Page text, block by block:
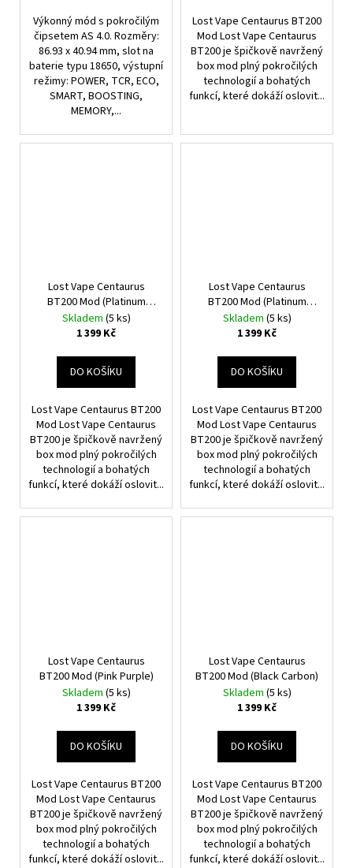
Výkonný mód s pokročilým
čipsetem AS 4.0. Rozměry:
86.93 x 40.94 mm, slot na
baterie typu 18650, výstupní
režimy: POWER, TCR, ECO,
SMART, BOOSTING,
MEMORY,...
Lost Vape Centaurus BT200
Mod Lost Vape Centaurus
BT200 je špičkově navržený
box mod plný pokročilých
technologií a bohatých
funkcí, které dokáží oslovit...
Lost Vape Centaurus
BT200 Mod (Platinum
Ridge)
Skladem (5 ks)
1 399 Kč
DO KOŠÍKU
Lost Vape Centaurus BT200
Mod Lost Vape Centaurus
BT200 je špičkově navržený
box mod plný pokročilých
technologií a bohatých
funkcí, které dokáží oslovit...
Lost Vape Centaurus
BT200 Mod (Platinum
Crest)
Skladem (5 ks)
1 399 Kč
DO KOŠÍKU
Lost Vape Centaurus BT200
Mod Lost Vape Centaurus
BT200 je špičkově navržený
box mod plný pokročilých
technologií a bohatých
funkcí, které dokáží oslovit...
Lost Vape Centaurus
BT200 Mod (Pink Purple)
Skladem (5 ks)
1 399 Kč
DO KOŠÍKU
Lost Vape Centaurus BT200
Mod Lost Vape Centaurus
BT200 je špičkově navržený
box mod plný pokročilých
technologií a bohatých
funkcí, které dokáží oslovit...
Lost Vape Centaurus
BT200 Mod (Black Carbon)
Skladem (5 ks)
1 399 Kč
DO KOŠÍKU
Lost Vape Centaurus BT200
Mod Lost Vape Centaurus
BT200 je špičkově navržený
box mod plný pokročilých
technologií a bohatých
funkcí, které dokáží oslovit...